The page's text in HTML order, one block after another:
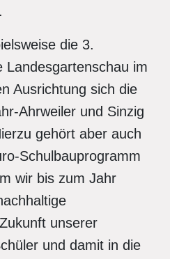
die 3.
Landesgartenschau im
Ausrichtung sich die
Ahrweiler und Sinzig
gehört aber auch
Schulbauprogramm
wir bis zum Jahr
unserer
und damit in die